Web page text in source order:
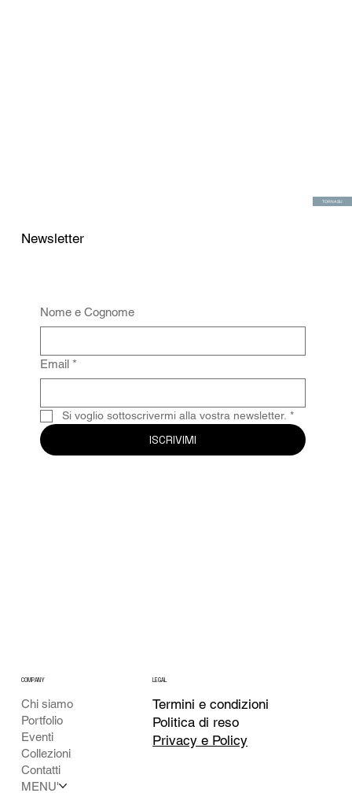
TORNA SU
Newsletter
Nome e Cognome
Email *
Si voglio sottoscrivermi alla vostra newsletter. *
ISCRIVIMI
COMPANY
Chi siamo
Portfolio
Eventi
Collezioni
Contatti
MENU'
LEGAL
Termini e condizioni
Politica di reso
Privacy e Policy